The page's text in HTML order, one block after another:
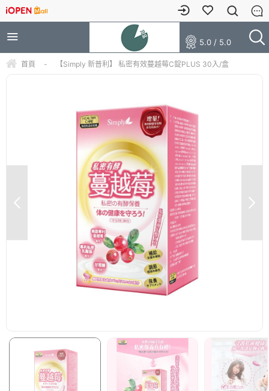
5.0 / 5.0
首頁 - 【Simply 新普利】 私密有效蔓越莓C錠PLUS 30入/盒